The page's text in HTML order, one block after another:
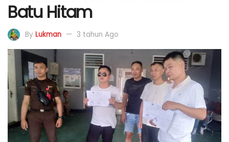
Batu Hitam
By Lukman 3 tahun Ago